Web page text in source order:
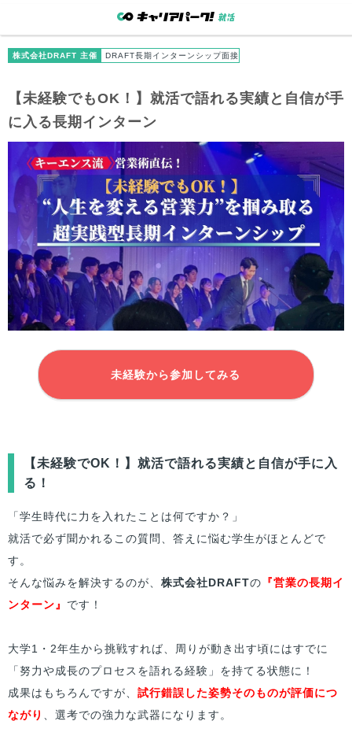
株式会社DRAFT 主催 DRAFT長期インターンシップ面接
【未経験でもOK！】就活で語れる実績と自信が手
に入る長期インターン
未経験から参加してみる
【未経験でOK！】就活で語れる実績と自信が手に入
る！
「学生時代に力を入れたことは何ですか？」
就活で必ず聞かれるこの質問、答えに悩む学生がほとんどで
す。
そんな悩みを解決するのが、 株式会社DRAFTの 『営業の長期イ
ンターン』 です！
大学1・2年生から挑戦すれば、周りが動き出す頃にはすでに
「努力や成長のプロセスを語れる経験」を持てる状態に！
成果はもちろんですが、 試行錯誤した姿勢そのものが評価につ
ながり 、選考での強力な武器になります。